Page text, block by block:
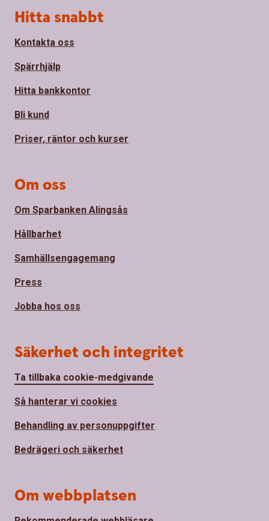
Sidfot
Hitta snabbt
Kontakta oss
Spärrhjälp
Hitta bankkontor
Bli kund
Priser, räntor och kurser
Om oss
Om Sparbanken Alingsås
Hållbarhet
Samhällsengagemang
Press
Jobba hos oss
Säkerhet och integritet
Ta tillbaka cookie-medgivande
Så hanterar vi cookies
Behandling av personuppgifter
Bedrägeri och säkerhet
Om webbplatsen